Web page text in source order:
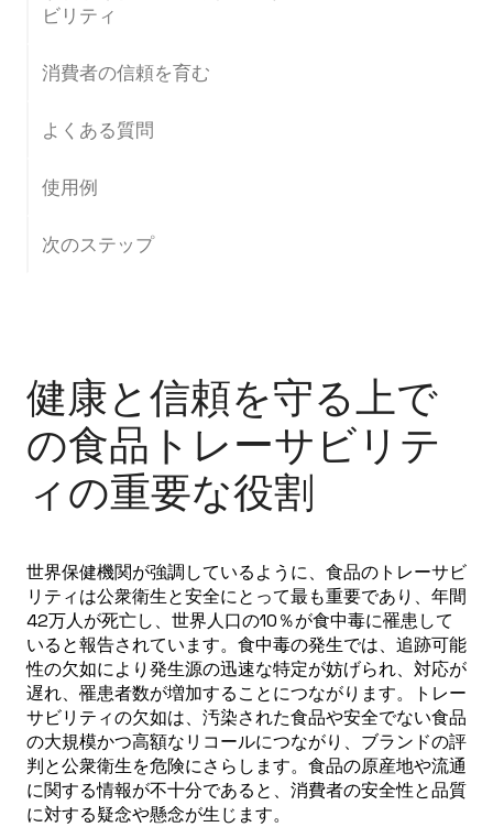
ビリティ
消費者の信頼を育む
よくある質問
使用例
次のステップ
健康と信頼を守る上で
の食品トレーサビリテ
ィの重要な役割
世界保健機関が強調しているように、食品のトレーサビ
リティは公衆衛生と安全にとって最も重要であり、年間
42万人が死亡し、世界人口の10％が食中毒に罹患して
いると報告されています。食中毒の発生では、追跡可能
性の欠如により発生源の迅速な特定が妨げられ、対応が
遅れ、罹患者数が増加することにつながります。トレー
サビリティの欠如は、汚染された食品や安全でない食品
の大規模かつ高額なリコールにつながり、ブランドの評
判と公衆衛生を危険にさらします。食品の原産地や流通
に関する情報が不十分であると、消費者の安全性と品質
に対する疑念や懸念が生じます。